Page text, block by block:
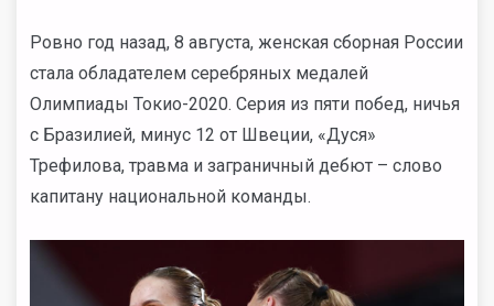
Ровно год назад, 8 августа, женская сборная России
стала обладателем серебряных медалей
Олимпиады Токио-2020. Серия из пяти побед, ничья
с Бразилией, минус 12 от Швеции, «Дуся»
Трефилова, травма и заграничный дебют – слово
капитану национальной команды.